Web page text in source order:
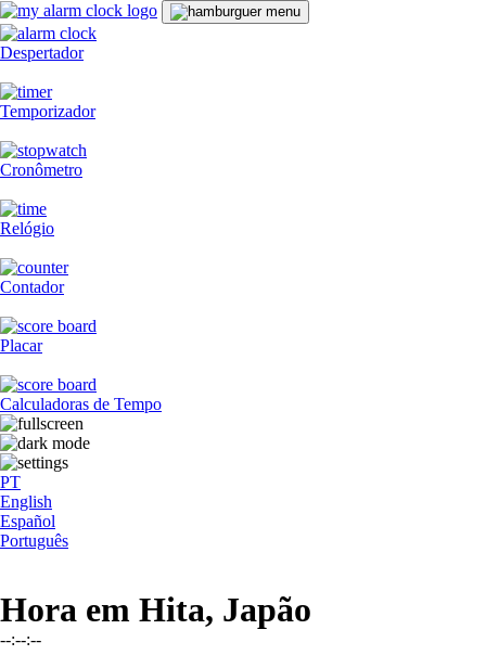
Despertador
Temporizador
Cronômetro
Relógio
Contador
Placar
Calculadoras de Tempo
PT
English
Español
Português
Hora em Hita, Japão
--:--:--